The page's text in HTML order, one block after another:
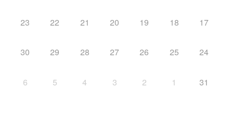
17
18
19
20
21
22
23
24
25
26
27
28
29
30
31
1
2
3
4
5
6